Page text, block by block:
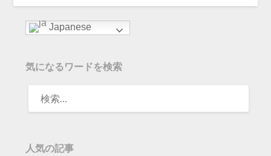
Japanese
気になるワードを検索
人気の記事